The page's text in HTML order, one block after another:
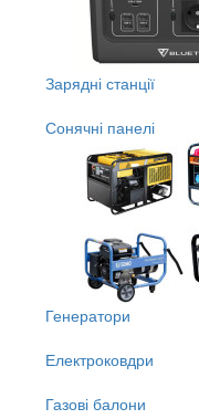
Зарядні станції
Сонячні панелі
Генератори
Електроковдри
Газові балони